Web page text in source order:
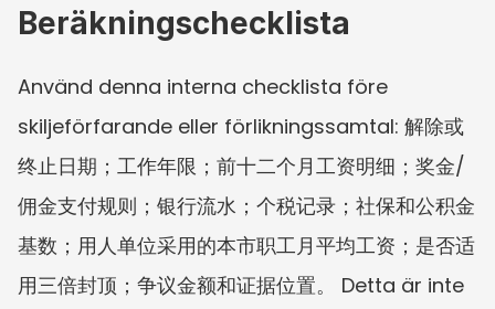
Beräkningschecklista
Använd denna interna checklista före
skiljeförfarande eller förlikningssamtal: 解除或
终止日期；工作年限；前十二个月工资明细；奖金/
佣金支付规则；银行流水；个税记录；社保和公积金
基数；用人单位采用的本市职工月平均工资；是否适
用三倍封顶；争议金额和证据位置。 Detta är inte